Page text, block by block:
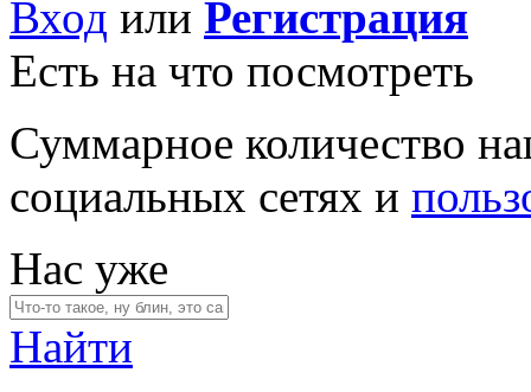
Вход или Регистрация
Есть на что посмотреть
Суммарное количество
социальных сетях и
Нас уже
Найти